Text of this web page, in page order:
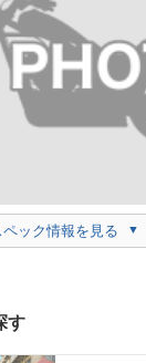
ペック情報を見る
す